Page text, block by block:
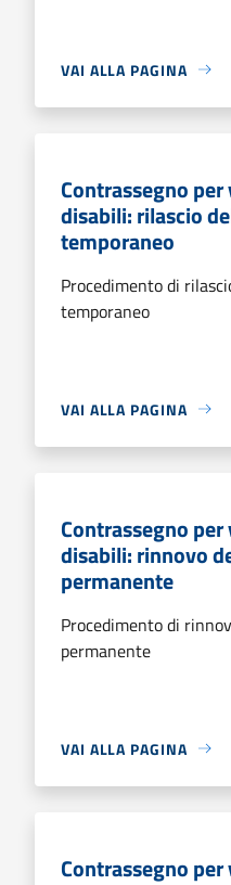
VAI ALLA PAGINA
Contrassegno
disabili: rilascio
temporaneo
Procedimento di
temporaneo
VAI ALLA PAGINA
Contrassegno
disabili: rinnovo
permanente
Procedimento di
permanente
VAI ALLA PAGINA
Contrassegno